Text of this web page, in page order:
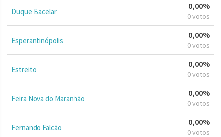
Duque Bacelar
0,00%
0 votos
Esperantinópolis
0,00%
0 votos
Estreito
0,00%
0 votos
Feira Nova do Maranhão
0,00%
0 votos
Fernando Falcão
0,00%
0 votos